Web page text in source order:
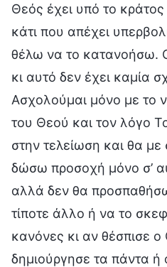
Θεός έχει υπό το κράτος
κάτι που απέχει
θέλω να το κατανοήσω.
κι αυτό δεν έχει καμία
Ασχολούμαι μόνο με το
του Θεού και τον λόγο
στην τελείωση και θα
δώσω προσοχή μόνο σ’
αλλά δεν θα
τίποτε άλλο ή να το
κανόνες κι αν θέσπισε
δημιούργησε τα πάντα ή